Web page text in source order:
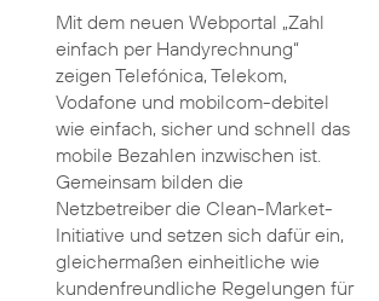
Mit dem neuen Webportal „Zahl
einfach per Handyrechnung“
zeigen Telefónica, Telekom,
Vodafone und mobilcom-debitel
wie einfach, sicher und schnell das
mobile Bezahlen inzwischen ist.
Gemeinsam bilden die
Netzbetreiber die Clean-Market-
Initiative und setzen sich dafür ein,
gleichermaßen einheitliche wie
kundenfreundliche Regelungen für